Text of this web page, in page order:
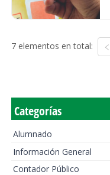
7 elementos en total:
Categorías
Alumnado
Información General
Contador Público